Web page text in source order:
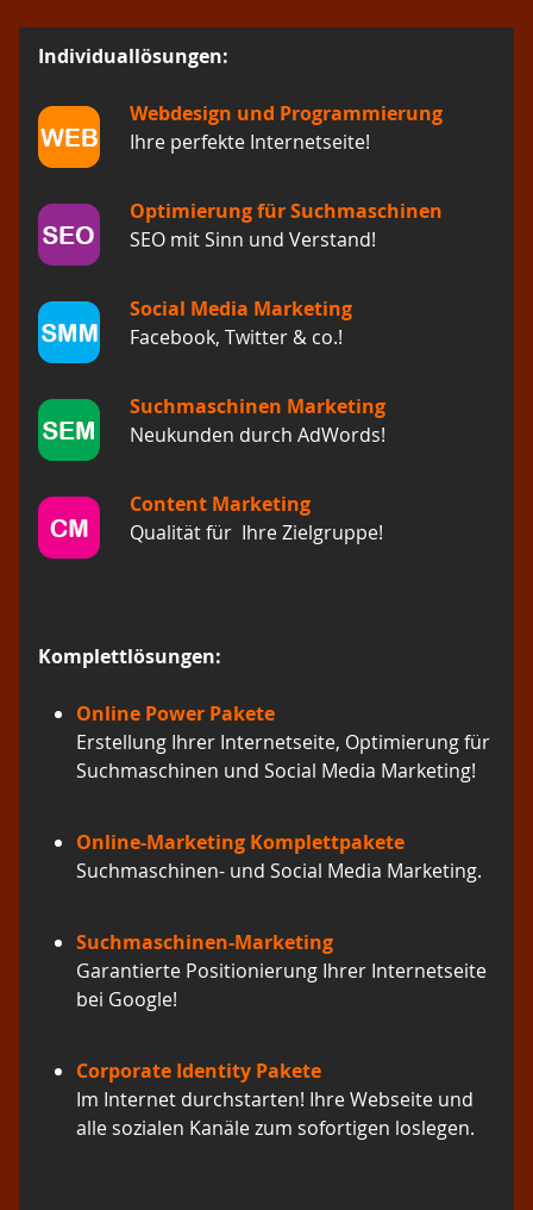
Individuallösungen:
Webdesign und Programmierung
Ihre perfekte Internetseite!
Optimierung für Suchmaschinen
SEO mit Sinn und Verstand!
Social Media Marketing
Facebook, Twitter & co.!
Suchmaschinen Marketing
Neukunden durch AdWords!
Content Marketing
Qualität für Ihre Zielgruppe!
Komplettlösungen:
Online Power Pakete
Erstellung Ihrer Internetseite, Optimierung für
Suchmaschinen und Social Media Marketing!
Online-Marketing Komplettpakete
Suchmaschinen- und Social Media Marketing.
Suchmaschinen-Marketing
Garantierte Positionierung Ihrer Internetseite
bei Google!
Corporate Identity Pakete
Im Internet durchstarten! Ihre Webseite und
alle sozialen Kanäle zum sofortigen loslegen.